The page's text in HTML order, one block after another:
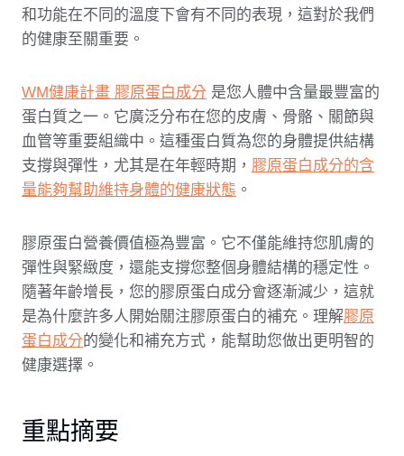
和功能在不同的溫度下會有不同的表現，這對於我們
的健康至關重要。
WM健康計畫 膠原蛋白成分 是您人體中含量最豐富的
蛋白質之一。它廣泛分布在您的皮膚、骨骼、關節與
血管等重要組織中。這種蛋白質為您的身體提供結構
支撐與彈性，尤其是在年輕時期， 膠原蛋白成分的含
量能夠幫助維持身體的健康狀態 。
膠原蛋白營養價值極為豐富。它不僅能維持您肌膚的
彈性與緊緻度，還能支撐您整個身體結構的穩定性。
隨著年齡增長，您的膠原蛋白成分會逐漸減少，這就
是為什麼許多人開始關注膠原蛋白的補充。理解膠原
蛋白成分的變化和補充方式，能幫助您做出更明智的
健康選擇。
重點摘要